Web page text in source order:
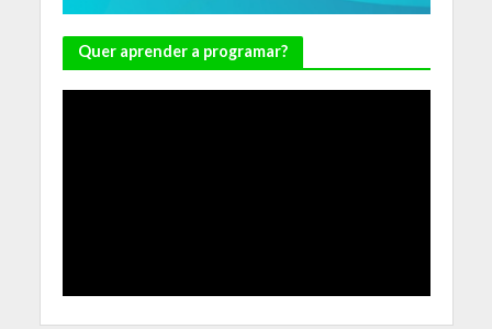
Quer aprender a programar?